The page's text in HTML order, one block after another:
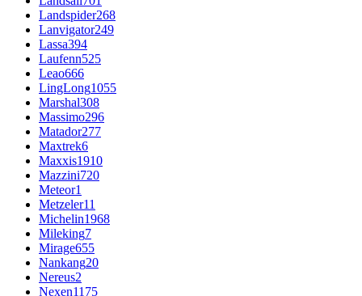
Landspider268
Lanvigator249
Lassa394
Laufenn525
Leao666
LingLong1055
Marshal308
Massimo296
Matador277
Maxtrek6
Maxxis1910
Mazzini720
Meteor1
Metzeler11
Michelin1968
Mileking7
Mirage655
Nankang20
Nereus2
Nexen1175